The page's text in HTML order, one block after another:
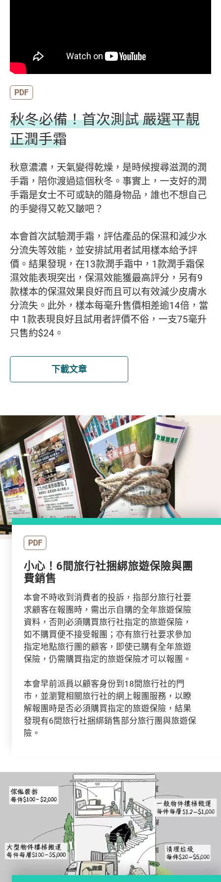
PDF
秋冬必備！首次測試 嚴選平靚
正潤手霜
秋意濃濃，天氣變得乾燥，是時候搜尋滋潤的潤
手霜，陪你渡過這個秋冬。事實上，一支好的潤
手霜是女士不可或缺的隨身物品，誰也不想自己
的手變得又乾又皺吧？
本會首次試驗潤手霜，評估產品的保濕和減少水
分流失等效能，並安排試用者試用樣本給予評
價。結果發現，在13款潤手霜中，1款潤手霜保
濕效能表現突出，保濕效能獲最高評分，另有9
款樣本的保濕效果良好而且可以有效減少皮膚水
分流失。此外，樣本每毫升售價相差逾14倍，當
中 1款表現良好且試用者評價不俗，一支75毫升
只售約$24。
下載文章
PDF
小心！6間旅行社捆綁旅遊保險與團
費銷售
本會不時收到消費者的投訴，指部分旅行社要
求顧客在報團時，需出示自購的全年旅遊保險
資料，否則必須購買旅行社指定的旅遊保險，
如不購買便不接受報團；亦有旅行社要求參加
指定地點旅行團的顧客，即使已購有全年旅遊
保險，仍需購買指定的旅遊保險才可以報團。
本會早前派員以顧客身份到18間旅行社的門
市，並瀏覽相關旅行社的網上報團服務，以瞭
解報團時是否必須購買指定的旅遊保險，結果
發現有6間旅行社捆綁銷售部分旅行團與旅遊保
險。